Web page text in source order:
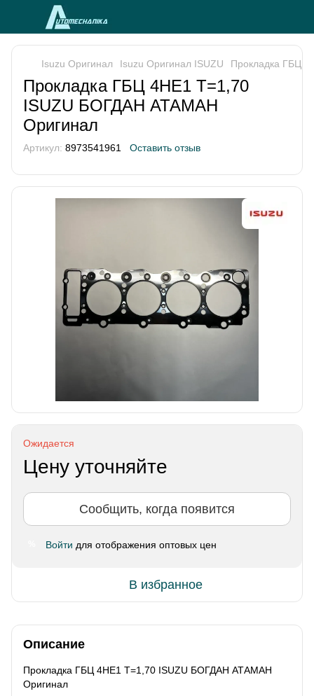
Isuzu Оригинал Isuzu Оригинал ISUZU Прокладка ГБЦ
Прокладка ГБЦ 4HЕ1 Т=1,70
ISUZU БОГДАН АТАМАН
Оригинал
Артикул: 8973541961 Оставить отзыв
Ожидается
Цену уточняйте
Сообщить, когда появится
Войти для отображения оптовых цен
В избранное
Описание
Прокладка ГБЦ 4HЕ1 Т=1,70 ISUZU БОГДАН АТАМАН
Оригинал